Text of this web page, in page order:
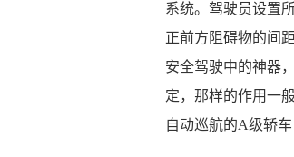
系统。驾驶员设置
正前方阻碍物的间
安全驾驶中的神器
定，那样的作用一
自动巡航的A级轿